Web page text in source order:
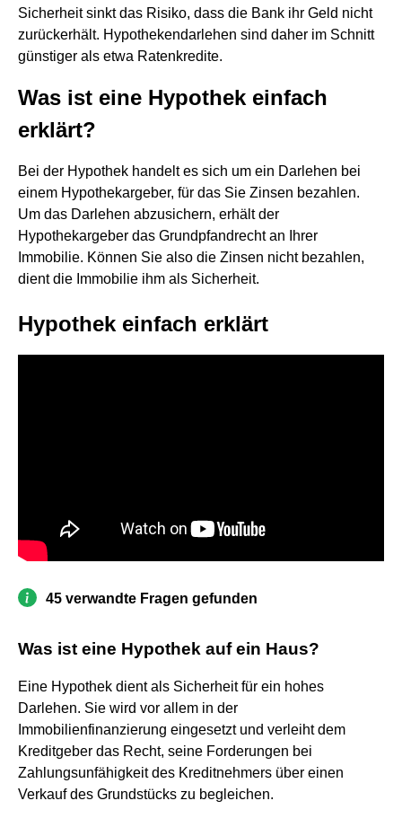
Sicherheit sinkt das Risiko, dass die Bank ihr Geld nicht
zurückerhält. Hypothekendarlehen sind daher im Schnitt
günstiger als etwa Ratenkredite.
Was ist eine Hypothek einfach
erklärt?
Bei der Hypothek handelt es sich um ein Darlehen bei
einem Hypothekargeber, für das Sie Zinsen bezahlen.
Um das Darlehen abzusichern, erhält der
Hypothekargeber das Grundpfandrecht an Ihrer
Immobilie. Können Sie also die Zinsen nicht bezahlen,
dient die Immobilie ihm als Sicherheit.
Hypothek einfach erklärt
45 verwandte Fragen gefunden
Was ist eine Hypothek auf ein Haus?
Eine Hypothek dient als Sicherheit für ein hohes
Darlehen. Sie wird vor allem in der
Immobilienfinanzierung eingesetzt und verleiht dem
Kreditgeber das Recht, seine Forderungen bei
Zahlungsunfähigkeit des Kreditnehmers über einen
Verkauf des Grundstücks zu begleichen.